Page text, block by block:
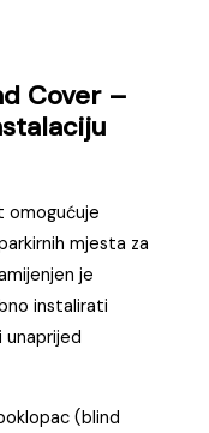
Cover –
omogućuje
mjesta za
je
instalirati
unaprijed
(blind